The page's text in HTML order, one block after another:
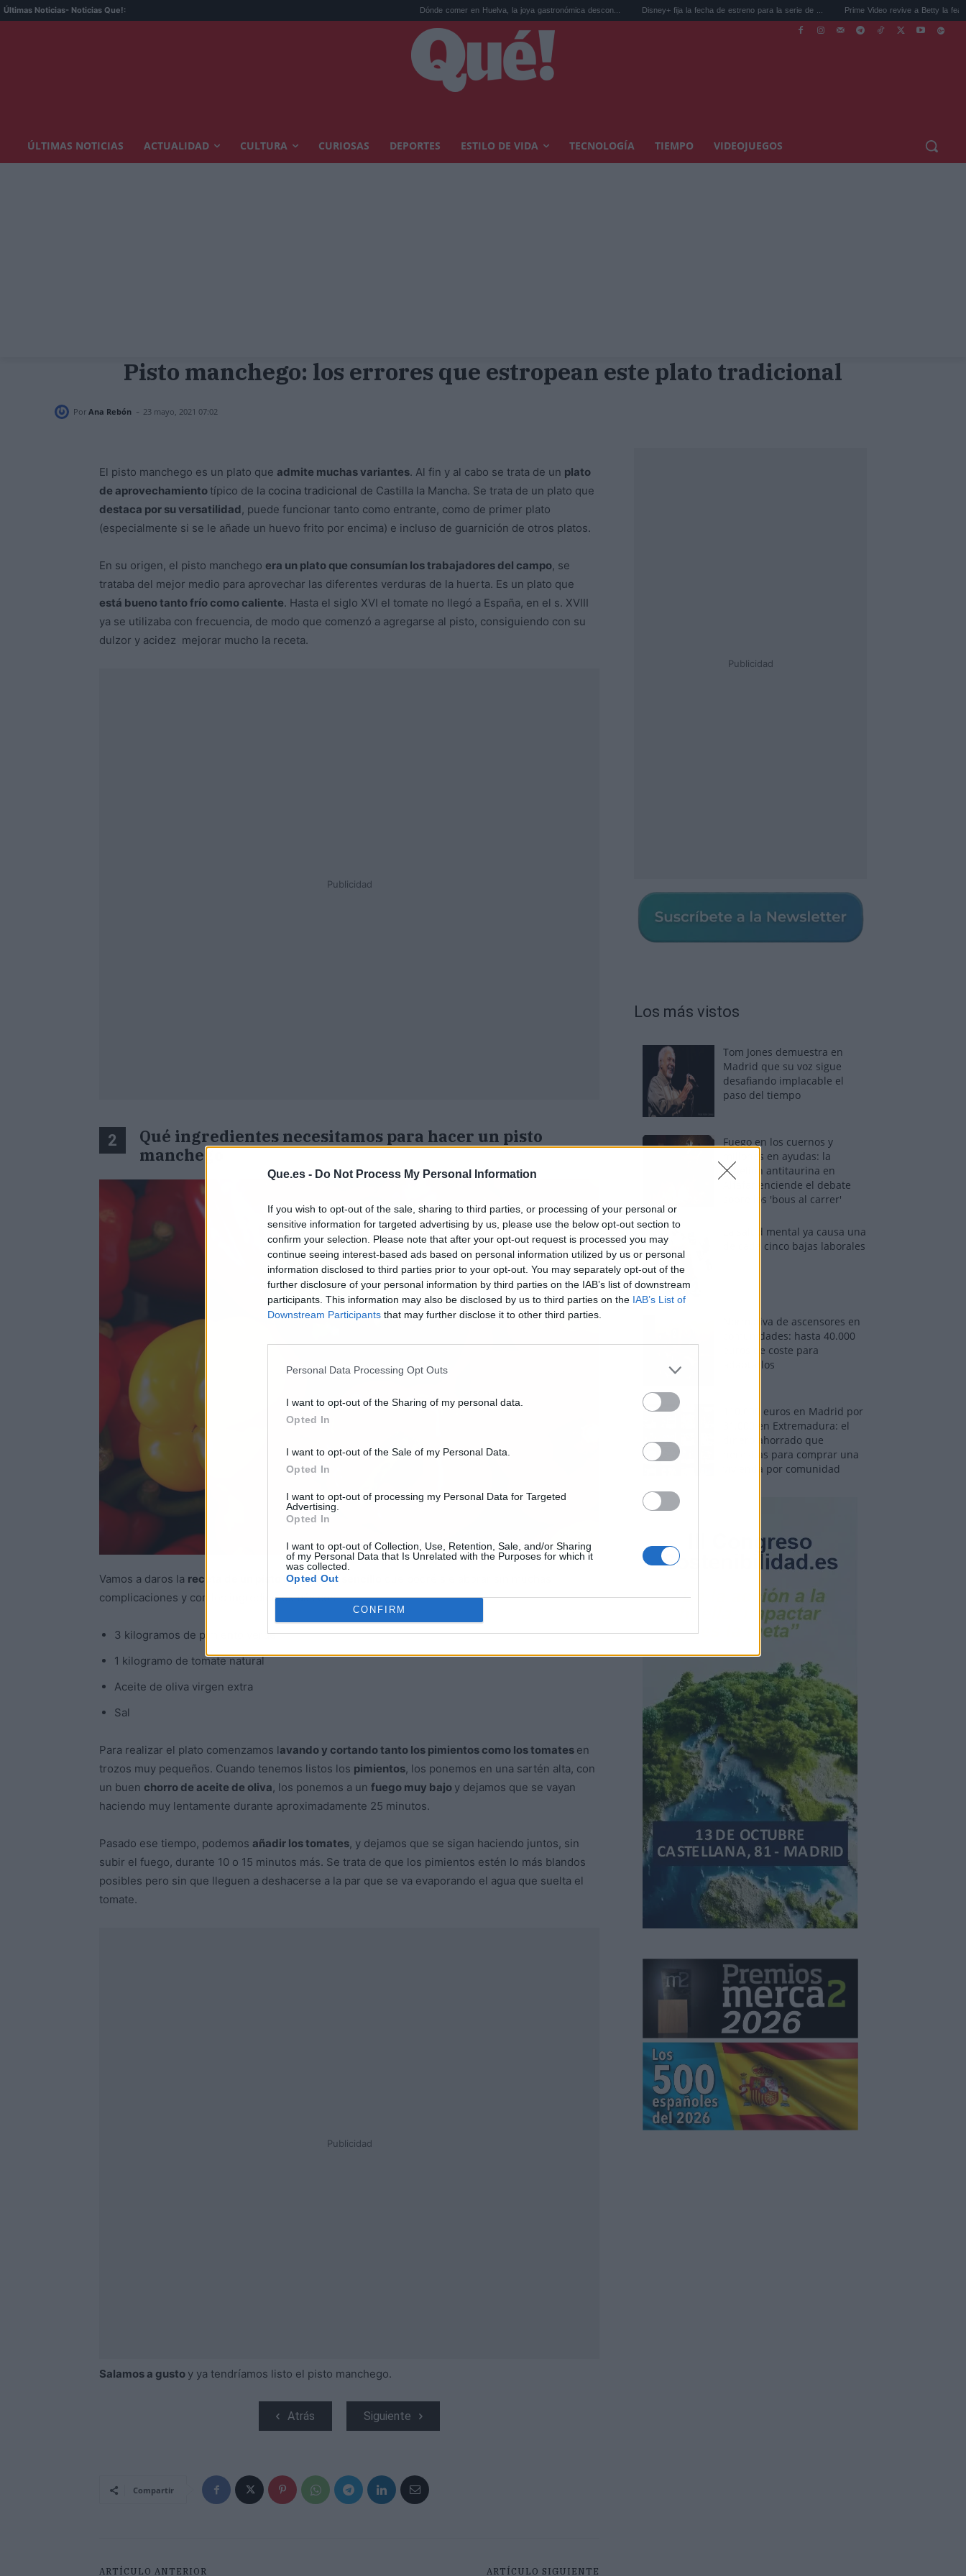
Que.es - Do Not Process My Personal Information
If you wish to opt-out of the sale, sharing to third parties, or processing of your personal or
sensitive information for targeted advertising by us, please use the below opt-out section to
confirm your selection. Please note that after your opt-out request is processed you may
continue seeing interest-based ads based on personal information utilized by us or personal
information disclosed to third parties prior to your opt-out. You may separately opt-out of the
further disclosure of your personal information by third parties on the IAB’s list of downstream
participants. This information may also be disclosed by us to third parties on the IAB’s List of
Downstream Participants that may further disclose it to other third parties.
Personal Data Processing Opt Outs
I want to opt-out of the Sharing of my personal data.
Opted In
I want to opt-out of the Sale of my Personal Data.
Opted In
I want to opt-out of processing my Personal Data for Targeted
Advertising.
Opted In
I want to opt-out of Collection, Use, Retention, Sale, and/or Sharing
of my Personal Data that Is Unrelated with the Purposes for which it
was collected.
Opted Out
CONFIRM
Últimas Noticias- Noticias Que!: Dónde comer en Huelva, la joya gastronómica descon... Disney+ fija la fecha de estreno para la serie de ... Prime Video revive a Betty la fea el 28 de
ÚLTIMAS NOTICIAS ACTUALIDAD CULTURA CURIOSAS DEPORTES ESTILO DE VIDA TECNOLOGÍA TIEMPO VIDEOJUEGOS
Pisto manchego: los errores que estropean este plato tradicional
Por Ana Rebón - 23 mayo, 2021 07:02
El pisto manchego es un plato que admite muchas variantes. Al fin y al cabo se trata de un plato
de aprovechamientotípico de la cocina tradicional de Castilla la Mancha. Se trata de un plato que
destaca por su versatilidad, puede funcionar tanto como entrante, como de primer plato
(especialmente si se le añade un huevo frito por encima) e incluso de guarnición de otros platos.
En su origen, el pisto manchego era un plato que consumían los trabajadores del campo, se
trataba del mejor medio para aprovechar las diferentes verduras de la huerta. Es un plato que
está bueno tanto frío como caliente. Hasta el siglo XVI el tomate no llegó a España, en el s. XVIII
ya se utilizaba con frecuencia, de modo que comenzó a agregarse al pisto, consiguiendo con su
dulzor y acidez mejorar mucho la receta.
Publicidad
2
Qué ingredientes necesitamos para hacer un pisto
manchego
Vamos a daros la receta de un pisto manchego sencillo
complicaciones y con los ingredientes básicos.
3 kilogramos de pimiento verde
1 kilogramo de tomate natural
Aceite de oliva virgen extra
Sal
Para realizar el plato comenzamos lavando y cortando tanto los pimientos como los tomates en
trozos muy pequeños. Cuando tenemos listos los pimientos, los ponemos en una sartén alta, con
un buen chorro de aceite de oliva, los ponemos a un fuego muy bajo y dejamos que se vayan
haciendo muy lentamente durante aproximadamente 25 minutos.
Pasado ese tiempo, podemos añadir los tomates, y dejamos que se sigan haciendo juntos, sin
subir el fuego, durante 10 o 15 minutos más. Se trata de que los pimientos estén lo más blandos
posibles pero sin que lleguen a deshacerse a la par que se va evaporando el agua que suelta el
tomate.
Publicidad
Salamos a gusto y ya tendríamos listo el pisto manchego.
Atrás Siguiente
Compartir
ARTÍCULO ANTERIOR ARTÍCULO SIGUIENTE
Publicidad
Los más vistos
Tom Jones demuestra en
Madrid que su voz sigue
desafiando implacable el
paso del tiempo
Fuego en los cuernos y
millones en ayudas: la
rebelión antitaurina en
Alfafar enciende el debate
sobre los 'bous al carrer'
La salud mental ya causa una
de cada cinco bajas laborales
Normativa de ascensores en
comunidades: hasta 40.000
euros de coste para
adaptarlos
110.000 euros en Madrid por
31.000 en Extremadura: el
dinero ahorrado que
necesitas para comprar una
vivienda por comunidad